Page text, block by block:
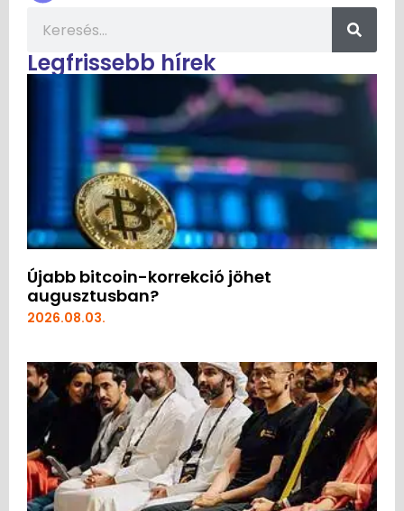
Legfrissebb hírek
Újabb bitcoin-korrekció jöhet
augusztusban?
2026.08.03.